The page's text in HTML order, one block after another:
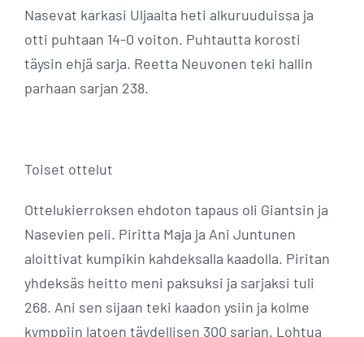
Nasevat karkasi Uljaalta heti alkuruuduissa ja
otti puhtaan 14-0 voiton. Puhtautta korosti
täysin ehjä sarja. Reetta Neuvonen teki hallin
parhaan sarjan 238.
Toiset ottelut
Ottelukierroksen ehdoton tapaus oli Giantsin ja
Nasevien peli. Piritta Maja ja Ani Juntunen
aloittivat kumpikin kahdeksalla kaadolla. Piritan
yhdeksäs heitto meni paksuksi ja sarjaksi tuli
268. Ani sen sijaan teki kaadon ysiin ja kolme
kymppiin latoen täydellisen 300 sarjan. Lohtua